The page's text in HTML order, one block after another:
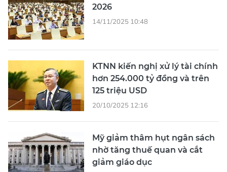
2026
14/11/2025 10:48
KTNN kiến nghị xử lý tài chính
hơn 254.000 tỷ đồng và trên
125 triệu USD
20/10/2025 12:16
Mỹ giảm thâm hụt ngân sách
nhờ tăng thuế quan và cắt
giảm giáo dục